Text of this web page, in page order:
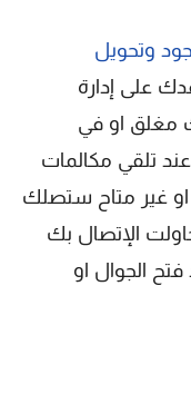
وتحويل
على إدارة
مغلق او في
تلقي مكالمات
غير متاح ستصلك
الإتصال بك
الجوال او